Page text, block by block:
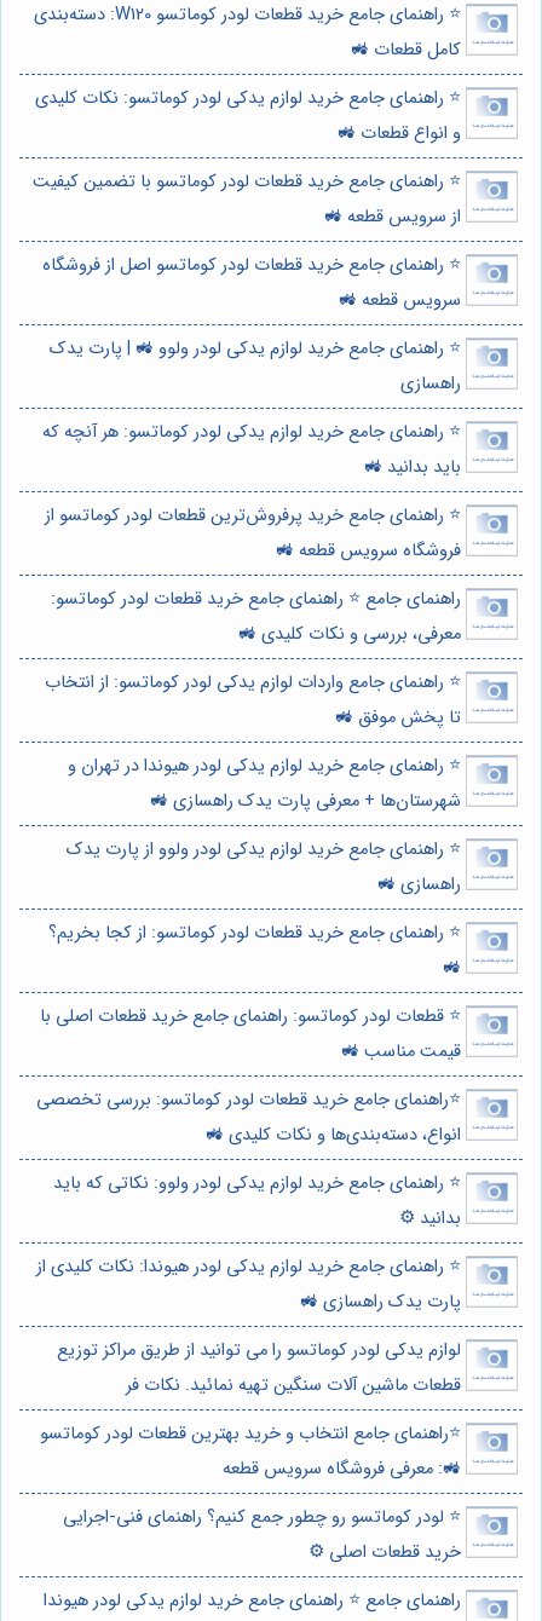
⭐️ راهنمای جامع خرید قطعات لودر کوماتسو W120: دسته‌بندی
کامل قطعات 🚜
⭐️ راهنمای جامع خرید لوازم یدکی لودر کوماتسو: نکات کلیدی
و انواع قطعات 🚜
⭐️ راهنمای جامع خرید قطعات لودر کوماتسو با تضمین کیفیت
از سرویس قطعه 🚜
⭐️ راهنمای جامع خرید قطعات لودر کوماتسو اصل از فروشگاه
سرویس قطعه 🚜
⭐️ راهنمای جامع خرید لوازم یدکی لودر ولوو 🚜 | پارت یدک
راهسازی
⭐️ راهنمای جامع خرید لوازم یدکی لودر کوماتسو: هر آنچه که
باید بدانید 🚜
⭐️ راهنمای جامع خرید پرفروش‌ترین قطعات لودر کوماتسو از
فروشگاه سرویس قطعه 🚜
راهنمای جامع ⭐️ راهنمای جامع خرید قطعات لودر کوماتسو:
معرفی، بررسی و نکات کلیدی 🚜
⭐️ راهنمای جامع واردات لوازم یدکی لودر کوماتسو: از انتخاب
تا پخش موفق 🚜
⭐️ راهنمای جامع خرید لوازم یدکی لودر هیوندا در تهران و
شهرستان‌ها + معرفی پارت یدک راهسازی 🚜
⭐️ راهنمای جامع خرید لوازم یدکی لودر ولوو از پارت یدک
راهسازی 🚜
⭐️ راهنمای جامع خرید قطعات لودر کوماتسو: از کجا بخریم؟
🚜
⭐️ قطعات لودر کوماتسو: راهنمای جامع خرید قطعات اصلی با
قیمت مناسب 🚜
⭐️راهنمای جامع خرید قطعات لودر کوماتسو: بررسی تخصصی
انواع، دسته‌بندی‌ها و نکات کلیدی 🚜
⭐️ راهنمای جامع خرید لوازم یدکی لودر ولوو: نکاتی که باید
بدانید ⚙️
⭐️ راهنمای جامع خرید لوازم یدکی لودر هیوندا: نکات کلیدی از
پارت یدک راهسازی 🚜
لوازم یدکی لودر کوماتسو را می توانید از طریق مراکز توزیع
قطعات ماشین آلات سنگین تهیه نمائید. نکات فر
⭐️راهنمای جامع انتخاب و خرید بهترین قطعات لودر کوماتسو
🚜: معرفی فروشگاه سرویس قطعه
⭐️ لودر کوماتسو رو چطور جمع کنیم؟ راهنمای فنی-اجرایی
خرید قطعات اصلی ⚙️
راهنمای جامع ⭐️ راهنمای جامع خرید لوازم یدکی لودر هیوندا